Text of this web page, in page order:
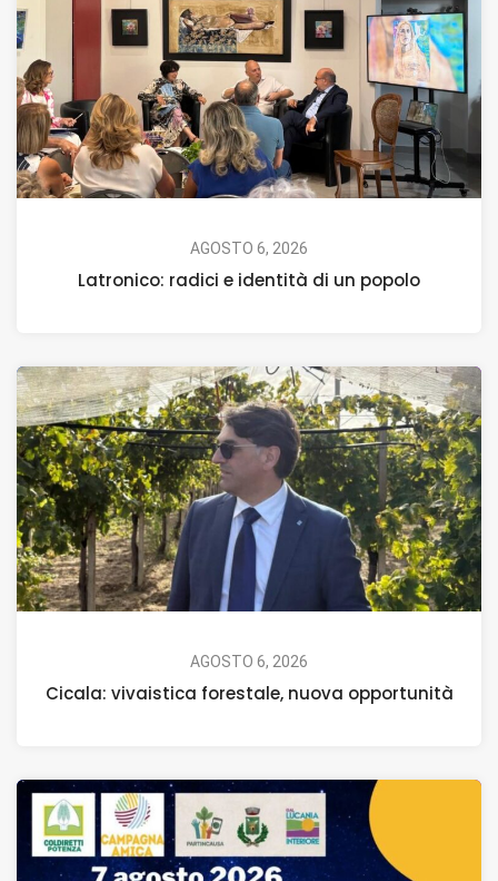
AGOSTO 6, 2026
Latronico: radici e identità di un popolo
AGOSTO 6, 2026
Cicala: vivaistica forestale, nuova opportunità